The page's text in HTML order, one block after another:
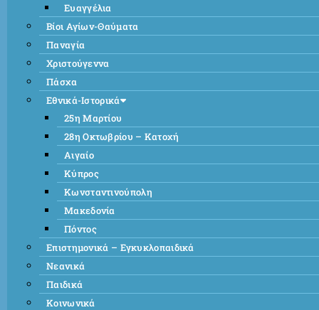
Ευαγγέλια
Βίοι Αγίων-Θαύματα
Παναγία
Χριστούγεννα
Πάσχα
Εθνικά-Ιστορικά
25η Μαρτίου
28η Οκτωβρίου – Κατοχή
Αιγαίο
Κύπρος
Κωνσταντινούπολη
Μακεδονία
Πόντος
Επιστημονικά – Εγκυκλοπαιδικά
Νεανικά
Παιδικά
Κοινωνικά